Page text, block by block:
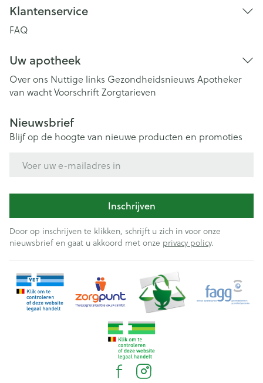
Klantenservice
FAQ
Uw apotheek
Over ons Nuttige links Gezondheidsnieuws Apotheker
van wachtVoorschriftZorgtarieven
Nieuwsbrief
Blijf op de hoogte van nieuwe producten en promoties
Inschrijven
Door op inschrijven te klikken, schrijft u zich in voor onze
nieuwsbrief en gaat u akkoord met onze privacy policy.